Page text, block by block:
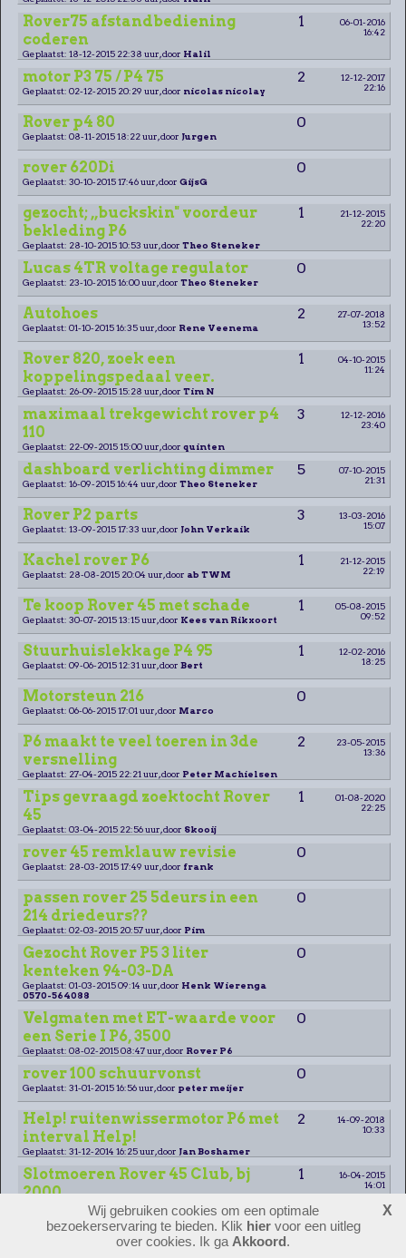
Rover75 afstandbediening
coderen
1
06-01-2016
16:42
Geplaatst: 18-12-2015 22:38 uur, door Halil
motor P3 75 / P4 75 2
12-12-2017
22:16
Geplaatst: 02-12-2015 20:29 uur, door nicolas nicolay
Rover p4 80 0
Geplaatst: 08-11-2015 18:22 uur, door Jurgen
rover 620Di 0
Geplaatst: 30-10-2015 17:46 uur, door GijsG
gezocht; ,,buckskin" voordeur
bekleding P6
1
21-12-2015
22:20
Geplaatst: 28-10-2015 10:53 uur, door Theo Steneker
Lucas 4TR voltage regulator 0
Geplaatst: 23-10-2015 16:00 uur, door Theo Steneker
Autohoes 2
27-07-2018
13:52
Geplaatst: 01-10-2015 16:35 uur, door Rene Veenema
Rover 820, zoek een
koppelingspedaal veer.
1
04-10-2015
11:24
Geplaatst: 26-09-2015 15:28 uur, door Tim N
maximaal trekgewicht rover p4
110
3
12-12-2016
23:40
Geplaatst: 22-09-2015 15:00 uur, door quinten
dashboard verlichting dimmer 5
07-10-2015
21:31
Geplaatst: 16-09-2015 16:44 uur, door Theo Steneker
Rover P2 parts 3
13-03-2016
15:07
Geplaatst: 13-09-2015 17:33 uur, door John Verkaik
Kachel rover P6 1
21-12-2015
22:19
Geplaatst: 28-08-2015 20:04 uur, door ab TWM
Te koop Rover 45 met schade 1
05-08-2015
09:52
Geplaatst: 30-07-2015 13:15 uur, door Kees van Rikxoort
Stuurhuislekkage P4 95 1
12-02-2016
18:25
Geplaatst: 09-06-2015 12:31 uur, door Bert
Motorsteun 216 0
Geplaatst: 06-06-2015 17:01 uur, door Marco
P6 maakt te veel toeren in 3de
versnelling
2
23-05-2015
13:36
Geplaatst: 27-04-2015 22:21 uur, door Peter Machielsen
Tips gevraagd zoektocht Rover
45
1
01-08-2020
22:25
Geplaatst: 03-04-2015 22:56 uur, door Skooij
rover 45 remklauw revisie 0
Geplaatst: 28-03-2015 17:49 uur, door frank
passen rover 25 5deurs in een
214 driedeurs??
0
Geplaatst: 02-03-2015 20:57 uur, door Pim
Gezocht Rover P5 3 liter
kenteken 94-03-DA
0
Geplaatst: 01-03-2015 09:14 uur, door Henk Wierenga
0570-564088
Velgmaten met ET-waarde voor
een Serie I P6, 3500
0
Geplaatst: 08-02-2015 08:47 uur, door Rover P6
rover 100 schuurvonst 0
Geplaatst: 31-01-2015 16:56 uur, door peter meijer
Help! ruitenwissermotor P6 met
interval Help!
2
14-09-2018
10:33
Geplaatst: 31-12-2014 16:25 uur, door Jan Boshamer
Slotmoeren Rover 45 Club, bj
2000
1
16-04-2015
14:01
Geplaatst: 24-12-2014 21:36 uur, door Jasmin Geijteman
Vocht kofferbak streetwise 1
28-12-2014
Geplaatst: 21-12-2014 13:56 uur, doorNiels Molhuijsen
Wij gebruiken cookies om een optimale
bezoekerservaring te bieden. Klik hiervoor een uitleg
over cookies. Ik ga Akkoord.
X